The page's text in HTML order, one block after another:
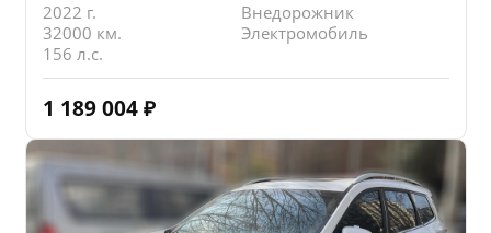
2022 г.
Внедорожник
32000 км.
Электромобиль
156 л.с.
1 189 004 ₽